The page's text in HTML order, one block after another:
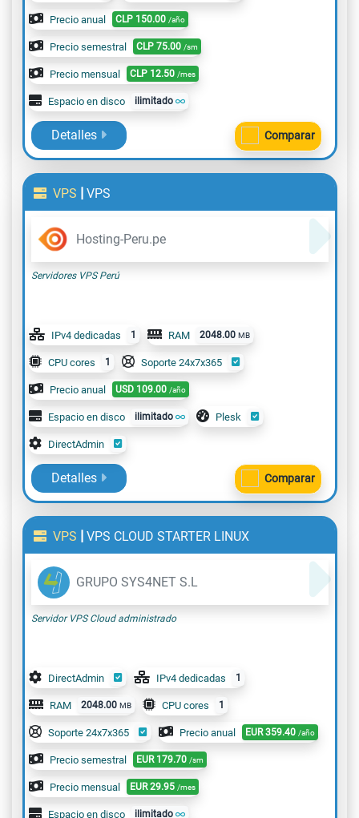
Precio anual CLP 150.00 /año
Precio semestral CLP 75.00 /sm
Precio mensual CLP 12.50 /mes
Espacio en disco ilimitado
Detalles Comparar
VPS | VPS
Hosting-Peru.pe
Servidores VPS Perú
IPv4 dedicadas 1 RAM 2048.00 MB
CPU cores 1 Soporte 24x7x365
Precio anual USD 109.00 /año
Espacio en disco ilimitado Plesk
DirectAdmin
Detalles Comparar
VPS | VPS CLOUD STARTER LINUX
GRUPO SYS4NET S.L
Servidor VPS Cloud administrado
DirectAdmin IPv4 dedicadas 1
RAM 2048.00 MB CPU cores 1
Soporte 24x7x365 Precio anual EUR 359.40 /año
Precio semestral EUR 179.70 /sm
Precio mensual EUR 29.95 /mes
Espacio en disco ilimitado